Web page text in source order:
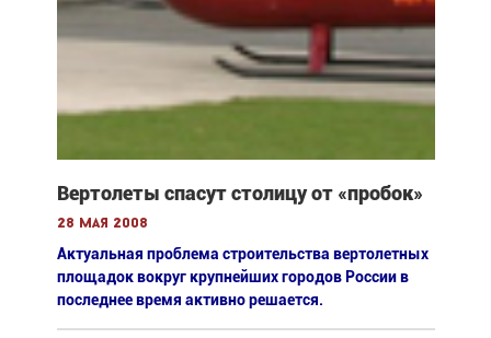
Вертолеты спасут столицу от «пробок»
28 мая 2008
Актуальная проблема строительства вертолетных
площадок вокруг крупнейших городов России в
последнее время активно решается.